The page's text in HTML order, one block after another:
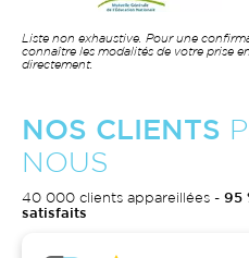
Liste non exhaustive. Pour une
connaître les modalités de votre prise
directement.
NOS CLIENTS
NOUS
40 000 clients appareillées - 95
satisfaits